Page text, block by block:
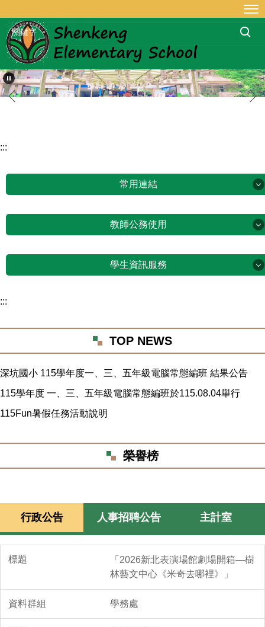
到
主
要
容
區
:::
常用連結
* 暑假暨115上重要行事曆(暫定)
班級課表
學校午餐
新北市生活英語動起來
深坑樂齡學習中心
教師公務使用
校內線上填報系統
校內場地預約
校內資訊設備報修
學生資訊服務
新北市程式教育專區
學生資訊課程
校園打字GAME
Minecraft教育版
microbit線上編輯器
深坑圖書館
:::
TOP NEWS
深坑國小 115學年度一、三、五年級電腦常態編班 結果公告
115學年度 一、三、五年級電腦常態編班於115.08.04舉行
115Fun暑假任務活動說明
榮譽榜
行政公告 人事招聘公告 主計室
「2026新北表演場館劇場開箱—樹
林藝文中心《米奇去哪裡》」
學務處